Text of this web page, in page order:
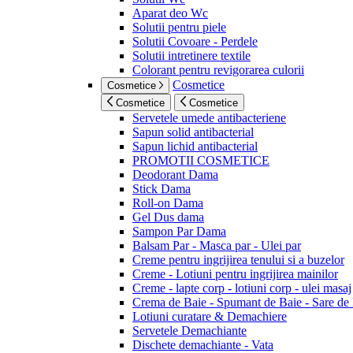
Aparat deo Wc
Solutii pentru piele
Solutii Covoare - Perdele
Solutii intretinere textile
Colorant pentru revigorarea culorii
Cosmetice Cosmetice
Cosmetice Cosmetice
Servetele umede antibacteriene
Sapun solid antibacterial
Sapun lichid antibacterial
PROMOTII COSMETICE
Deodorant Dama
Stick Dama
Roll-on Dama
Gel Dus dama
Sampon Par Dama
Balsam Par - Masca par - Ulei par
Creme pentru ingrijirea tenului si a buzelor
Creme - Lotiuni pentru ingrijirea mainilor
Creme - lapte corp - lotiuni corp - ulei masaj
Crema de Baie - Spumant de Baie - Sare de
Lotiuni curatare & Demachiere
Servetele Demachiante
Dischete demachiante - Vata